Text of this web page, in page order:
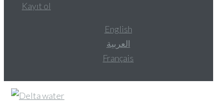
Kayıt ol
English
العربية
Français